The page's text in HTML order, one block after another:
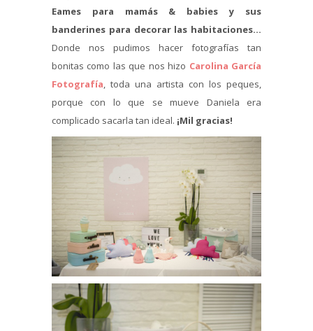
Eames para mamás & babies y sus
banderines para decorar las habitaciones…
Donde nos pudimos hacer fotografías tan
bonitas como las que nos hizo Carolina García
Fotografía, toda una artista con los peques,
porque con lo que se mueve Daniela era
complicado sacarla tan ideal. ¡Mil gracias!